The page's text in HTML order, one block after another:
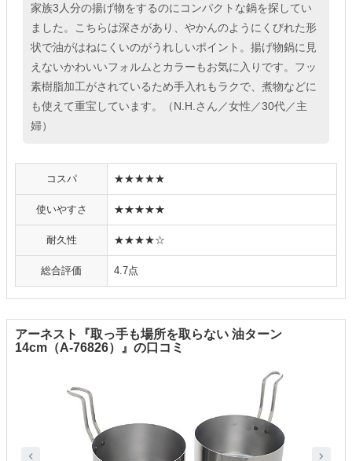
家族3人分の揚げ物をするのにコンパクトな鍋を探してい
ました。こちらは深さがあり、やかんのようにくびれた形
状で油がはねにくいのがうれしいポイント。揚げ物鍋に見
えないかわいいフォルムとカラーもお気に入りです。フッ
素樹脂加工がされているため手入れもラクで、煮物などに
も使えて重宝しています。（N.H.さん／女性／30代／主
婦）
コスパ ★★★★★
使いやすさ ★★★★★
耐久性 ★★★★☆
総合評価 4.7点
アーネスト『取っ手も場所を取らない 油ターン
14cm（A-76826）』の口コミ